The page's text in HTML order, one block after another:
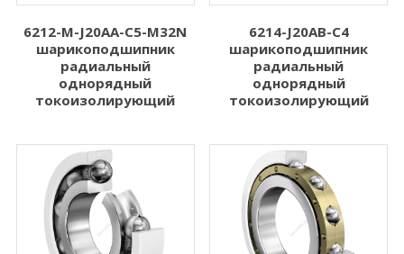
6212-M-J20AA-C5-M32N
шарикоподшипник
радиальный
однорядный
токоизолирующий
6214-J20AB-C4
шарикоподшипник
радиальный
однорядный
токоизолирующий